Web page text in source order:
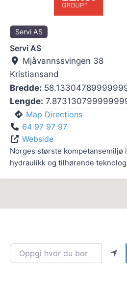
Oppgi hvor du bor
Servi AS
Servi AS
Mjåvannssvingen 38
Kristiansand
Bredde:
Lengde:
Map Directions
64 97 97 97
Webside
Norges største kompetansemiljø
hydraulikk og tilhørende